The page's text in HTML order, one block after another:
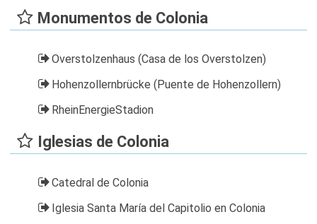
Monumentos de Colonia
Overstolzenhaus (Casa de los Overstolzen)
Hohenzollernbrücke (Puente de Hohenzollern)
RheinEnergieStadion
Iglesias de Colonia
Catedral de Colonia
Iglesia Santa María del Capitolio en Colonia